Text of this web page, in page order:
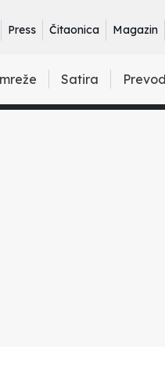
Press Čitaonica Magazin
Satira